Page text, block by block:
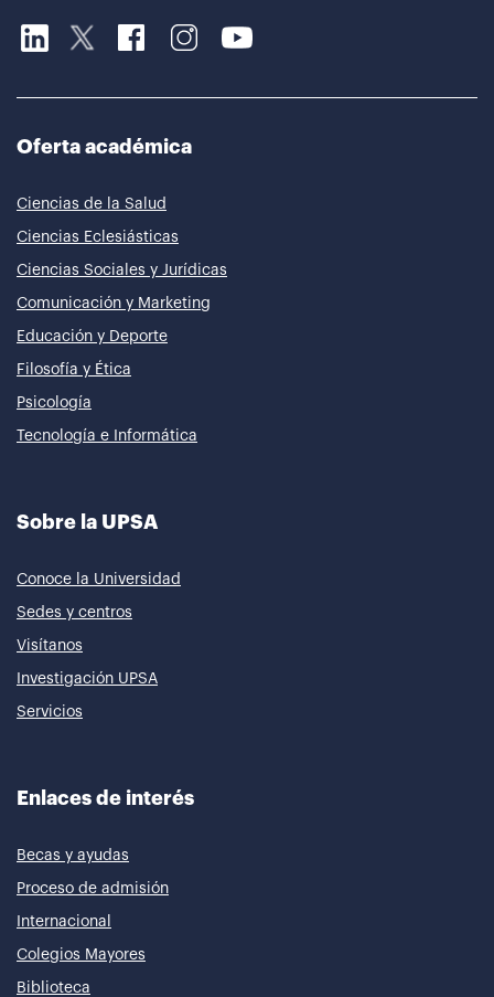
Oferta académica
Ciencias de la Salud
Ciencias Eclesiásticas
Ciencias Sociales y Jurídicas
Comunicación y Marketing
Educación y Deporte
Filosofía y Ética
Psicología
Tecnología e Informática
Sobre la UPSA
Conoce la Universidad
Sedes y centros
Visítanos
Investigación UPSA
Servicios
Enlaces de interés
Becas y ayudas
Proceso de admisión
Internacional
Colegios Mayores
Biblioteca